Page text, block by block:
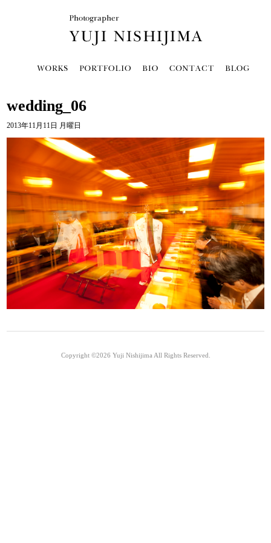
wedding_06
2013年11月11日 月曜日
Copyright ©2026 Yuji Nishijima All Rights Reserved.